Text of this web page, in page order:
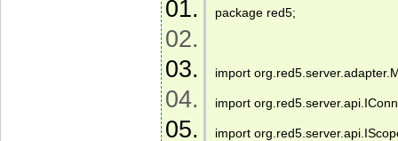
package red5;
import
import
import